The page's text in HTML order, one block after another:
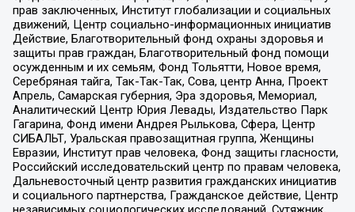
прав заключенных, Институт глобализации и социальных
движений, Центр социально-информационных инициатив
Действие, Благотворительный фонд охраны здоровья и
защиты прав граждан, Благотворительный фонд помощи
осужденным и их семьям, Фонд Тольятти, Новое время,
Серебряная тайга, Так-Так-Так, Сова, центр Анна, Проект
Апрель, Самарская губерния, Эра здоровья, Мемориал,
Аналитический Центр Юрия Левады, Издательство Парк
Гагарина, Фонд имени Андрея Рылькова, Сфера, Центр
СИБАЛЬТ, Уральская правозащитная группа, Женщины
Евразии, Институт прав человека, Фонд защиты гласности,
Российский исследовательский центр по правам человека,
Дальневосточный центр развития гражданских инициатив
и социального партнерства, Гражданское действие, Центр